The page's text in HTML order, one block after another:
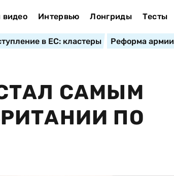
видео Интервью Лонгриды Тесты
в ЕС: кластеры Реформа армии
САМЫМ
ПО